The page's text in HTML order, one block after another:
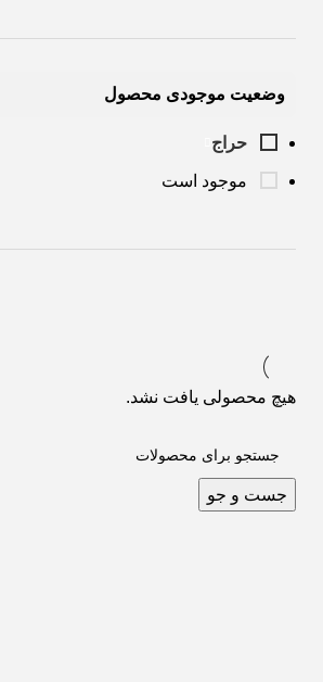
وضعیت موجودی محصول
حراج
موجود است
هیچ محصولی یافت نشد.
جست و جو